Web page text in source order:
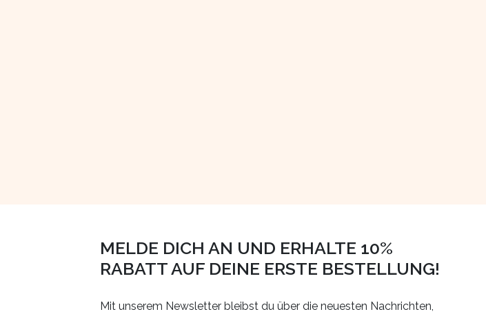
MELDE DICH AN UND ERHALTE 10%
RABATT AUF DEINE ERSTE BESTELLUNG!
Mit unserem Newsletter bleibst du über die neuesten Nachrichten,